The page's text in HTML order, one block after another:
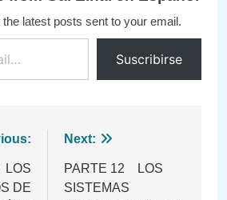
latest posts sent to your email.
Suscribirse
LOS
DE
Next:
PARTE 12 LOS
SISTEMAS